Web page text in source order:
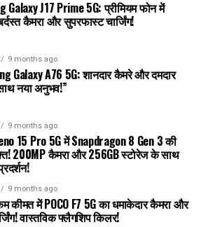
Galaxy J17 Prime 5G: प्रीमियम फोन में
कैमरा और सुपरफास्ट चार्जिंग!
9 months ago
Galaxy A76 5G: शानदार कैमरे और दमदार
नया अनुभव!”
9 months ago
15 Pro 5G में Snapdragon 8 Gen 3 की
200MP कैमरा और 256GB स्टोरेज के साथ
9 months ago
कीमत में POCO F7 5G का धमाकेदार कैमरा और
वास्तविक फ्लैगशिप किलर!